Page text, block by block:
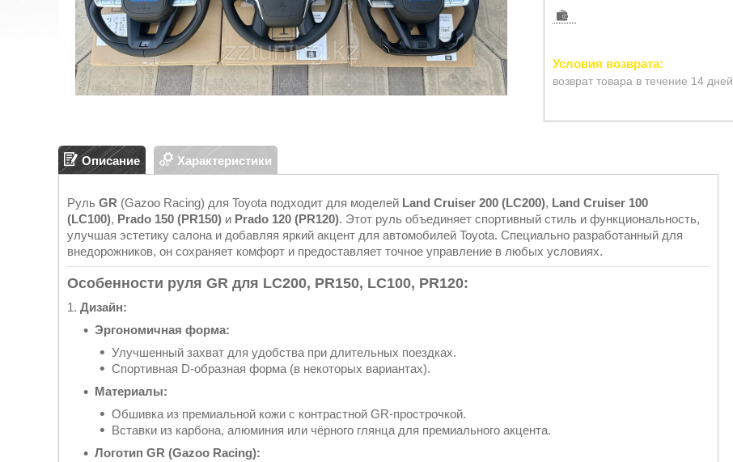
возврат товара в течение 14 дней
Описание Характеристики
Руль GR (Gazoo Racing) для Toyota подходит для моделей Land Cruiser 200 (LC200), Land Cruiser 100
(LC100), Prado 150 (PR150) и Prado 120 (PR120). Этот руль объединяет спортивный стиль и функциональность,
улучшая эстетику салона и добавляя яркий акцент для автомобилей Toyota. Специально разработанный для
внедорожников, он сохраняет комфорт и предоставляет точное управление в любых условиях.
Особенности руля GR для LC200, PR150, LC100, PR120:
1. Дизайн:
Эргономичная форма:
Улучшенный захват для удобства при длительных поездках.
Спортивная D-образная форма (в некоторых вариантах).
Материалы:
Обшивка из премиальной кожи с контрастной GR-прострочкой.
Вставки из карбона, алюминия или чёрного глянца для премиального акцента.
Логотип GR (Gazoo Racing):